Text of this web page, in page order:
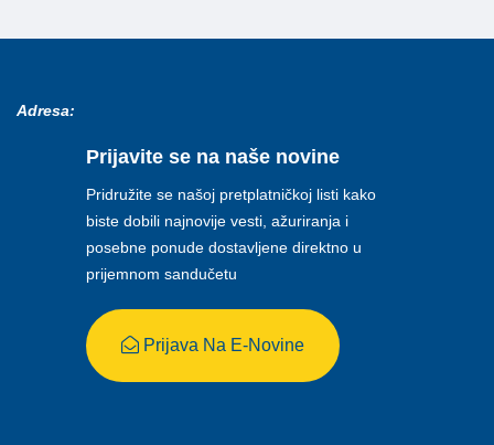
Adresa:
Prijavite se na naše novine
Pridružite se našoj pretplatničkoj listi kako
biste dobili najnovije vesti, ažuriranja i
posebne ponude dostavljene direktno u
prijemnom sandučetu
Prijava Na E-Novine